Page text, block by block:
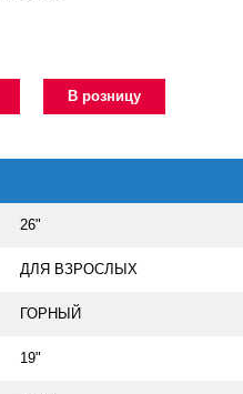
В розницу
26"
ДЛЯ ВЗРОСЛЫХ
ГОРНЫЙ
19"